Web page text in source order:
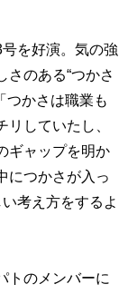
を好演。気の強
さのある“つかさ
つかさは職業も
していたし、
ギャップを明か
につかさが入っ
考え方をするよ
トのメンバーに